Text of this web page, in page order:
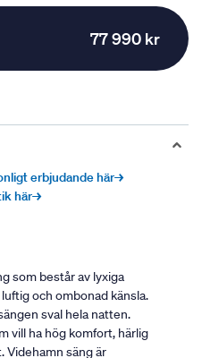
77 990 kr
erbjudande här→
här→
som består av lyxiga
och ombonad känsla.
sval hela natten.
vill ha hög komfort, härlig
Videhamn säng är